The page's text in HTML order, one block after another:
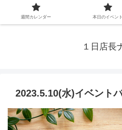
１日店長
2023.5.10(水)イベント
週間カレンダー 本日のイベント